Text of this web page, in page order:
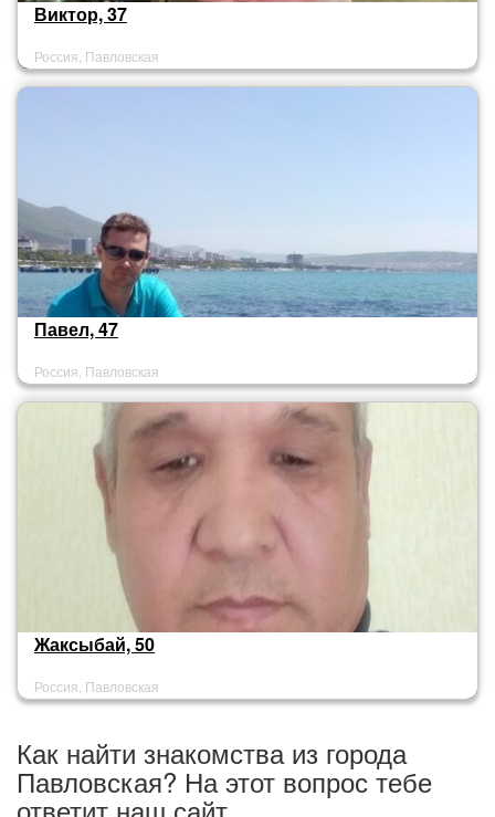
Виктор, 37
Россия, Павловская
Павел, 47
Россия, Павловская
Жаксыбай, 50
Россия, Павловская
Как найти знакомства из города
Павловская? На этот вопрос тебе